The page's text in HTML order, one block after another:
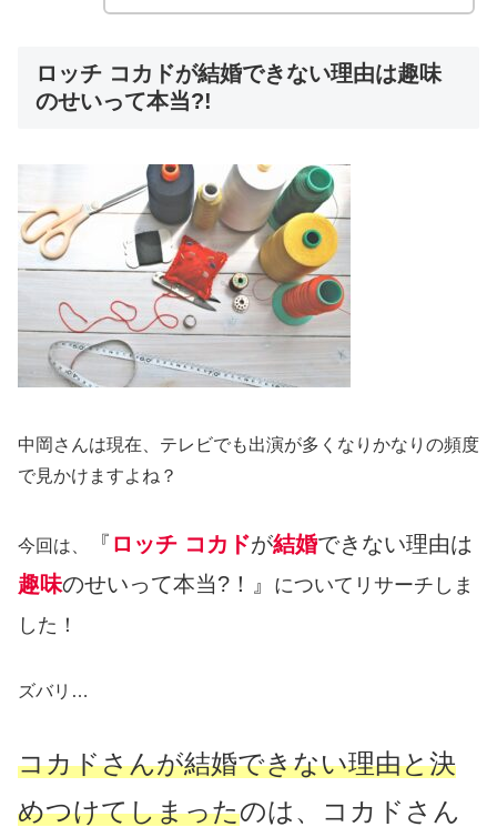
ロッチ コカドが結婚できない理由は趣味
のせいって本当?!
中岡さんは現在、テレビでも出演が多くなりかなりの頻度
で見かけますよね？
今回は、 『 ロッチ コカドが結婚できない理由は
趣味のせいって本当?！』 についてリサーチしま
した！
ズバリ…
コカドさんが結婚できない理由と決
めつけてしまったのは、コカドさん